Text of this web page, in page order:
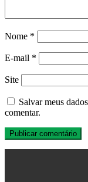
Nome *
E-mail *
Site
Salvar meus
comentar.